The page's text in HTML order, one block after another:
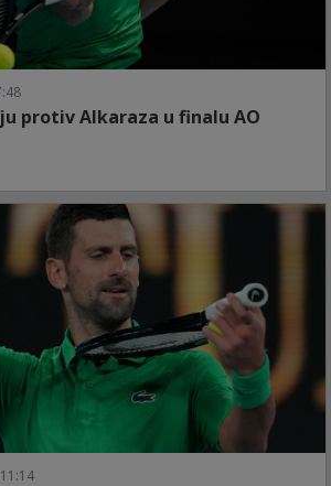
protiv Alkaraza u finalu AO